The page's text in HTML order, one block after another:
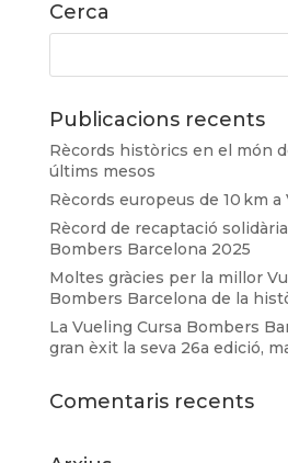
Cerca
Publicacions recents
Rècords històrics en el món
últims mesos
Rècords europeus de 10 km a
Rècord de recaptació
Bombers Barcelona 2025
Moltes gràcies per la millor
Bombers Barcelona de la
La Vueling Cursa Bombers
gran èxit la seva 26a edició,
Comentaris recents